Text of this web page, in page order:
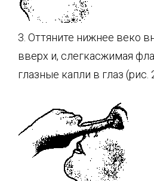
3. Оттяните нижнее веко
вверх и, слегкасжимая
глазные капли в глаз (рис.